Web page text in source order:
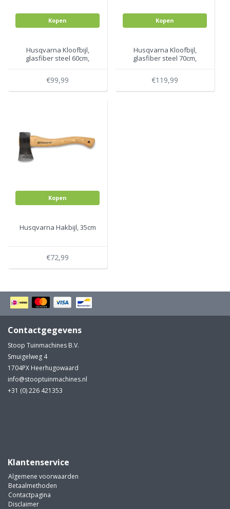
Kopen
Husqvarna Kloofbijl,
glasfiber steel 60cm,
€99,99
Kopen
Husqvarna Kloofbijl,
glasfiber steel 70cm,
€119,99
Kopen
Husqvarna Hakbijl, 35cm
€72,99
Contactgegevens
Stoop Tuinmachines B.V.
Smuigelweg 4
1704PX Heerhugowaard
info@stooptuinmachines.nl
+31 (0) 226 421353
Klantenservice
Algemene voorwaarden
Betaalmethoden
Contactpagina
Disclaimer